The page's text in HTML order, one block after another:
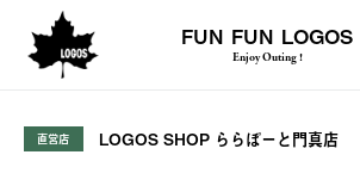
FUN FUN LOGOS
Enjoy Outing !
直営店 LOGOS SHOP ららぽーと門真店